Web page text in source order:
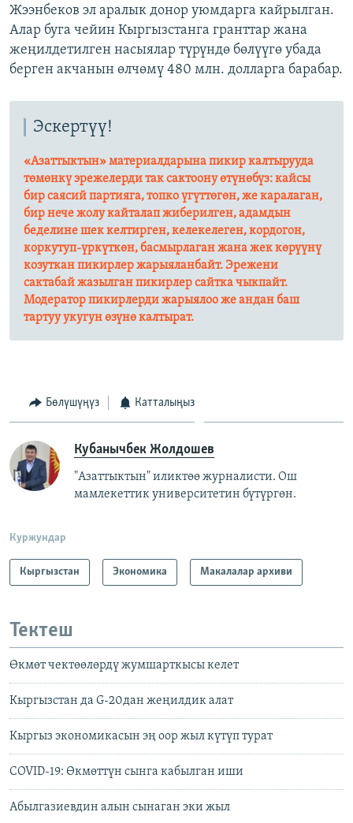
Жээнбеков эл аралык донор уюмдарга кайрылган.
Алар буга чейин Кыргызстанга гранттар жана
жеңилдетилген насыялар түрүндө бөлүүгө убада
берген акчанын өлчөмү 480 млн. долларга барабар.
Эскертүү!
«Азаттыктын» материалдарына пикир калтырууда
төмөнкү эрежелерди так сактоону өтүнөбүз: кайсы
бир саясий партияга, топко үгүттөгөн, же каралаган,
бир нече жолу кайталап жиберилген, адамдын
беделине шек келтирген, келекелеген, кордогон,
коркутуп-үркүткөн, басмырлаган жана жек көрүүнү
козуткан пикирлер жарыяланбайт. Эрежени
сактабай жазылган пикирлер сайтка чыкпайт.
Модератор пикирлерди жарыялоо же андан баш
тартуу укугун өзүнө калтырат.​
Бөлүшүңүз Катталыңыз
Кубанычбек Жолдошев
"Азаттыктын" иликтөө журналисти. Ош
мамлекеттик университетин бүтүргөн.
Куржундар
Кыргызстан Экономика Макалалар архиви
Тектеш
Өкмөт чектөөлөрдү жумшарткысы келет
Кыргызстан да G-20дан жеңилдик алат
Кыргыз экономикасын эң оор жыл күтүп турат
COVID-19: Өкмөттүн сынга кабылган иши
Абылгазиевдин алын сынаган эки жыл